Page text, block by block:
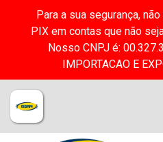
Para a sua segurança,
PIX em contas que não
Nosso CNPJ é:
IMPORTACAO E